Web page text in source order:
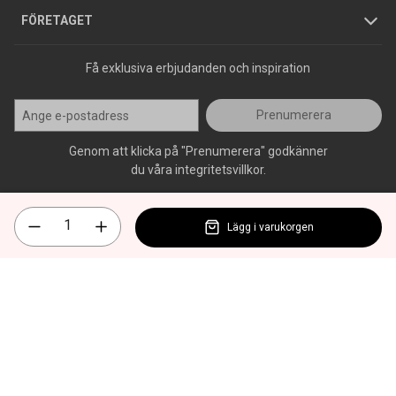
FÖRETAGET
Press
Få exklusiva erbjudanden och inspiration
Prenumerera
Genom att klicka på "Prenumerera" godkänner
du våra integritetsvillkor.
Lägg i varukorgen